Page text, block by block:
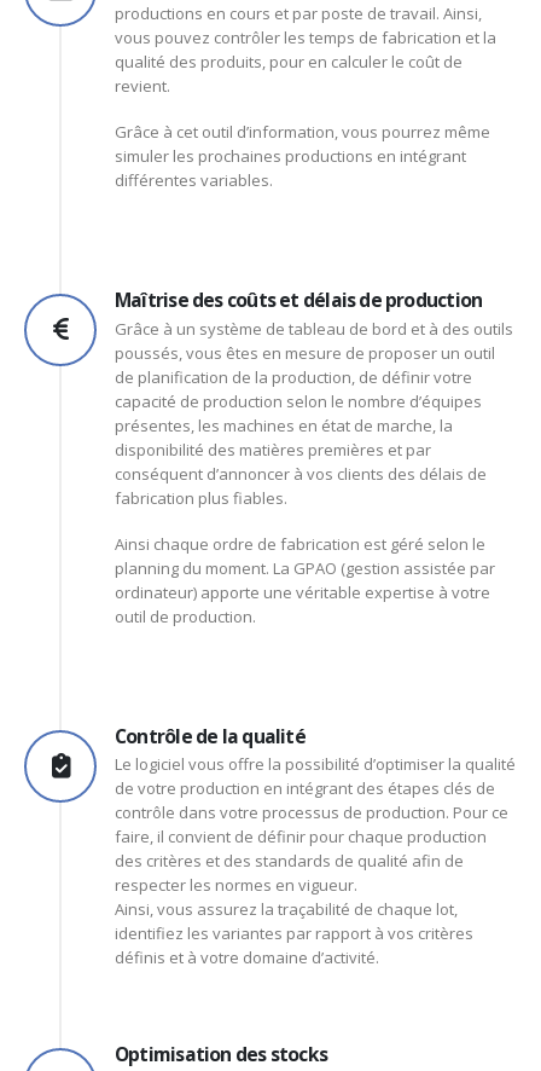
productions en cours et par poste de travail. Ainsi,
vous pouvez contrôler les temps de fabrication et la
qualité des produits, pour en calculer le coût de
revient.
Grâce à cet outil d’information, vous pourrez même
simuler les prochaines productions en intégrant
différentes variables.
Maîtrise des coûts et délais de production
Grâce à un système de tableau de bord et à des outils
poussés, vous êtes en mesure de proposer un outil
de planification de la production, de définir votre
capacité de production selon le nombre d’équipes
présentes, les machines en état de marche, la
disponibilité des matières premières et par
conséquent d’annoncer à vos clients des délais de
fabrication plus fiables.
Ainsi chaque ordre de fabrication est géré selon le
planning du moment. La GPAO (gestion assistée par
ordinateur) apporte une véritable expertise à votre
outil de production.
Contrôle de la qualité
Le logiciel vous offre la possibilité d’optimiser la qualité
de votre production en intégrant des étapes clés de
contrôle dans votre processus de production. Pour ce
faire, il convient de définir pour chaque production
des critères et des standards de qualité afin de
respecter les normes en vigueur.
Ainsi, vous assurez la traçabilité de chaque lot,
identifiez les variantes par rapport à vos critères
définis et à votre domaine d’activité.
Optimisation des stocks